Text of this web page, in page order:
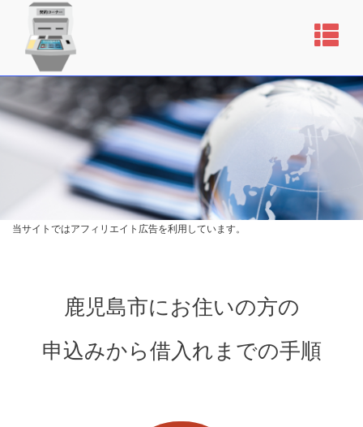
当サイトではアフィリエイト広告を利用しています。
鹿児島市にお住いの方の
申込みから借入れまでの手順